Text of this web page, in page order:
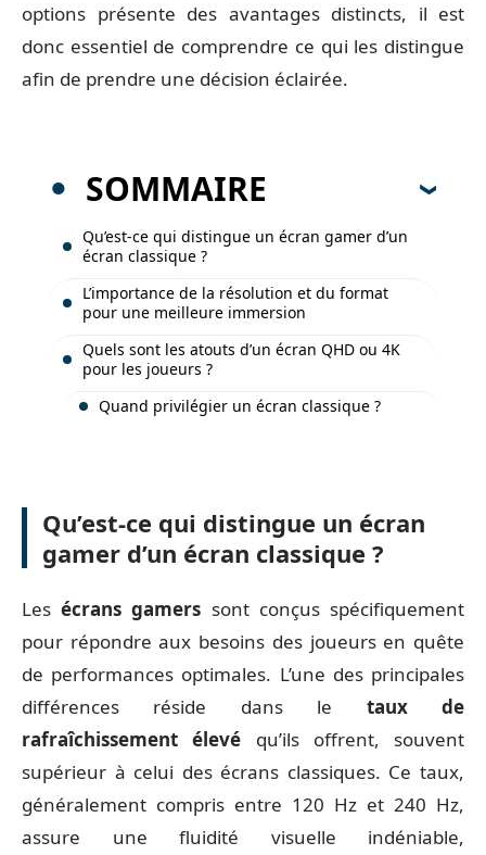
options présente des avantages distincts, il est
donc essentiel de comprendre ce qui les distingue
afin de prendre une décision éclairée.
SOMMAIRE
Qu’est-ce qui distingue un écran gamer d’un
écran classique ?
L’importance de la résolution et du format
pour une meilleure immersion
Quels sont les atouts d’un écran QHD ou 4K
pour les joueurs ?
Quand privilégier un écran classique ?
Qu’est-ce qui distingue un écran
gamer d’un écran classique ?
Lesécrans gamers sont conçus spécifiquement
pour répondre aux besoins des joueurs en quête
de performances optimales. L’une des principales
différences réside dans le taux de
rafraîchissement élevé qu’ils offrent, souvent
supérieur à celui des écrans classiques. Ce taux,
généralement compris entre 120 Hz et 240 Hz,
assure une fluidité visuelle indéniable,